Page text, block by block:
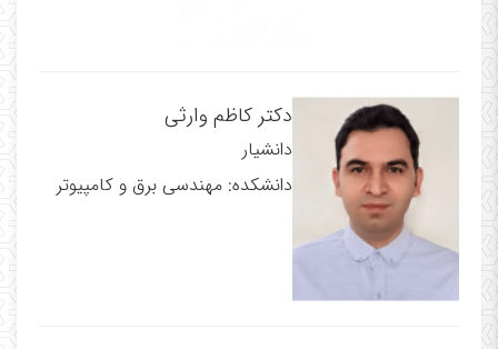
دکتر کاظم وارثی
دانشیار
دانشکده: مهندسی برق و کامپیوتر